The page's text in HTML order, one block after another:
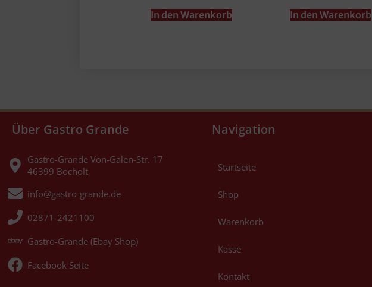
In den Warenkorb In den Warenkorb
Über Gastro Grande
Gastro-Grande Von-Galen-Str. 17
46399 Bocholt
info@gastro-grande.de
02871-2421100
Gastro-Grande (Ebay Shop)
Facebook Seite
Navigation
Startseite
Shop
Warenkorb
Kasse
Kontakt